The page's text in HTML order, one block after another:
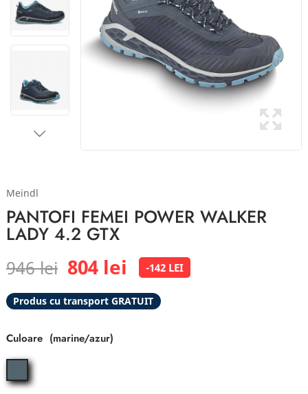
Meindl
PANTOFI FEMEI POWER WALKER
LADY 4.2 GTX
946 lei 804 lei -142 LEI
Produs cu transport GRATUIT
Culoare
marine/azur